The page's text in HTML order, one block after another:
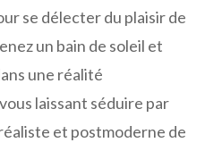
se délecter du plaisir de
un bain de soleil et
une réalité
laissant séduire par
et postmoderne de